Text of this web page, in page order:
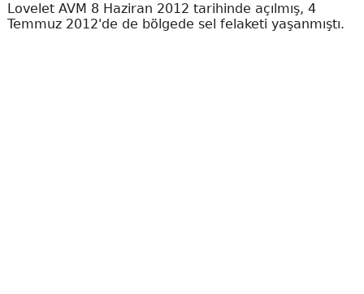
Lovelet AVM 8 Haziran 2012 tarihinde açılmış, 4
Temmuz 2012'de de bölgede sel felaketi yaşanmıştı.